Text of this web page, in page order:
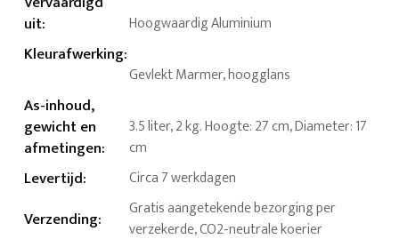
uit: Hoogwaardig Aluminium
Kleurafwerking:
Gevlekt Marmer, hoogglans
As-inhoud,
gewicht en
afmetingen:
3.5 liter, 2 kg. Hoogte: 27 cm, Diameter: 17
cm
Levertijd: Circa 7 werkdagen
Verzending:
Gratis aangetekende bezorging per
verzekerde, CO2-neutrale koerier